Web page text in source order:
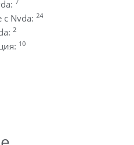
Nvda: 24
2
10